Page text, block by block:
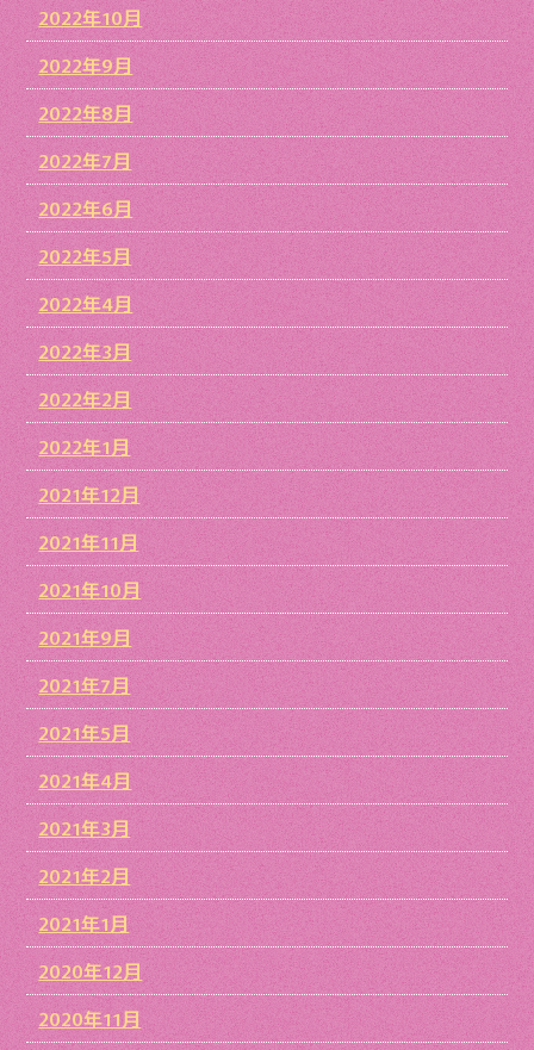
2022年10月
2022年9月
2022年8月
2022年7月
2022年6月
2022年5月
2022年4月
2022年3月
2022年2月
2022年1月
2021年12月
2021年11月
2021年10月
2021年9月
2021年7月
2021年5月
2021年4月
2021年3月
2021年2月
2021年1月
2020年12月
2020年11月